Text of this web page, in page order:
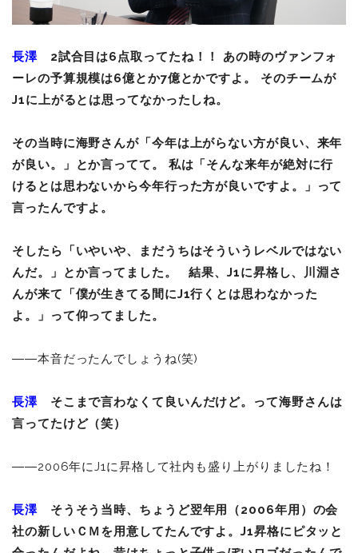
長澤 2試合目は6点取ってたね！！
あの時のヴァンフォ
ーレの予算規模は6億とか7億とかですよ。 そのチームが
J1に上がるとは思ってなかったしね。
その当時に海野さんが「今年は上がらない方が良い、来年
が良い。」とか言ってて。 私は「そんな来年が絶対に行
けるとは思わないから今年行った方が良いですよ。」って
言ったんですよ。
そしたら「いやいや、まだうちはそういうレベルではない
んだ。」とか言ってました。 結果、J1に昇格し、川淵さ
んが来て「僕が生きてる間にJ1行くとは思わなかった
よ。」って仰ってました。
――本音だったんでしょうね(笑)
長澤
そこまで言わなくて良いんだけど。って海野さんは
言ってたけど（笑）
――2006年にJ1に昇格して社内も盛り上がりましたね！
長澤
そうそう当時、ちょうど翌年用（2006年用）の会
社の新しいＣＭを用意してたんですよ。J1昇格にピタッと